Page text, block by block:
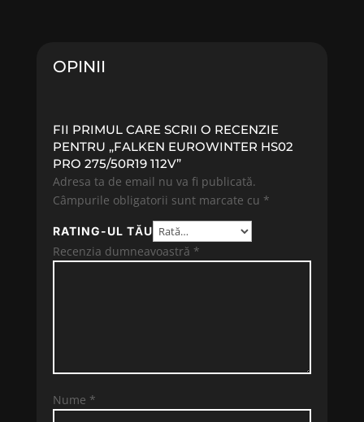
OPINII
FII PRIMUL CARE SCRII O RECENZIE
PENTRU „FALKEN EUROWINTER HS02
PRO 275/50R19 112V”
Adresa ta de email nu va fi publicată.
Câmpurile obligatorii sunt marcate cu *
RATING-UL TĂU
Recenzia dumneavoastră *
Nume *